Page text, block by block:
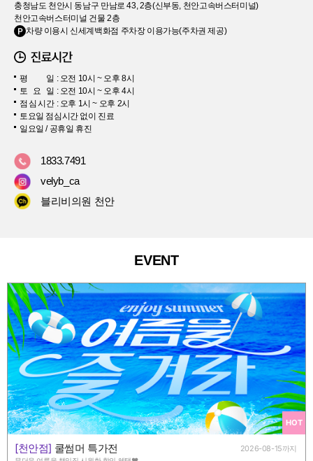
충청남도 천안시 동남구 만남로 43, 2층(신부동, 천안고속버스터미널)
천안고속버스터미널 건물 2층
차량 이용시 신세계백화점 주차장 이용가능(주차권 제공)
평 일 : 오전 10시 ~ 오후 8시
토
요 일 : 오전 10시 ~ 오후 4시
점 심 시 간 : 오후 1시 ~ 오후 2시
토요일 점심시간 없이 진료
일요일 / 공휴일 휴진
1833.7491
velyb_ca
블리비의원 천안
EVENT
HOT
[천안점] 쿨썸머 특가전 2026-08-15까지